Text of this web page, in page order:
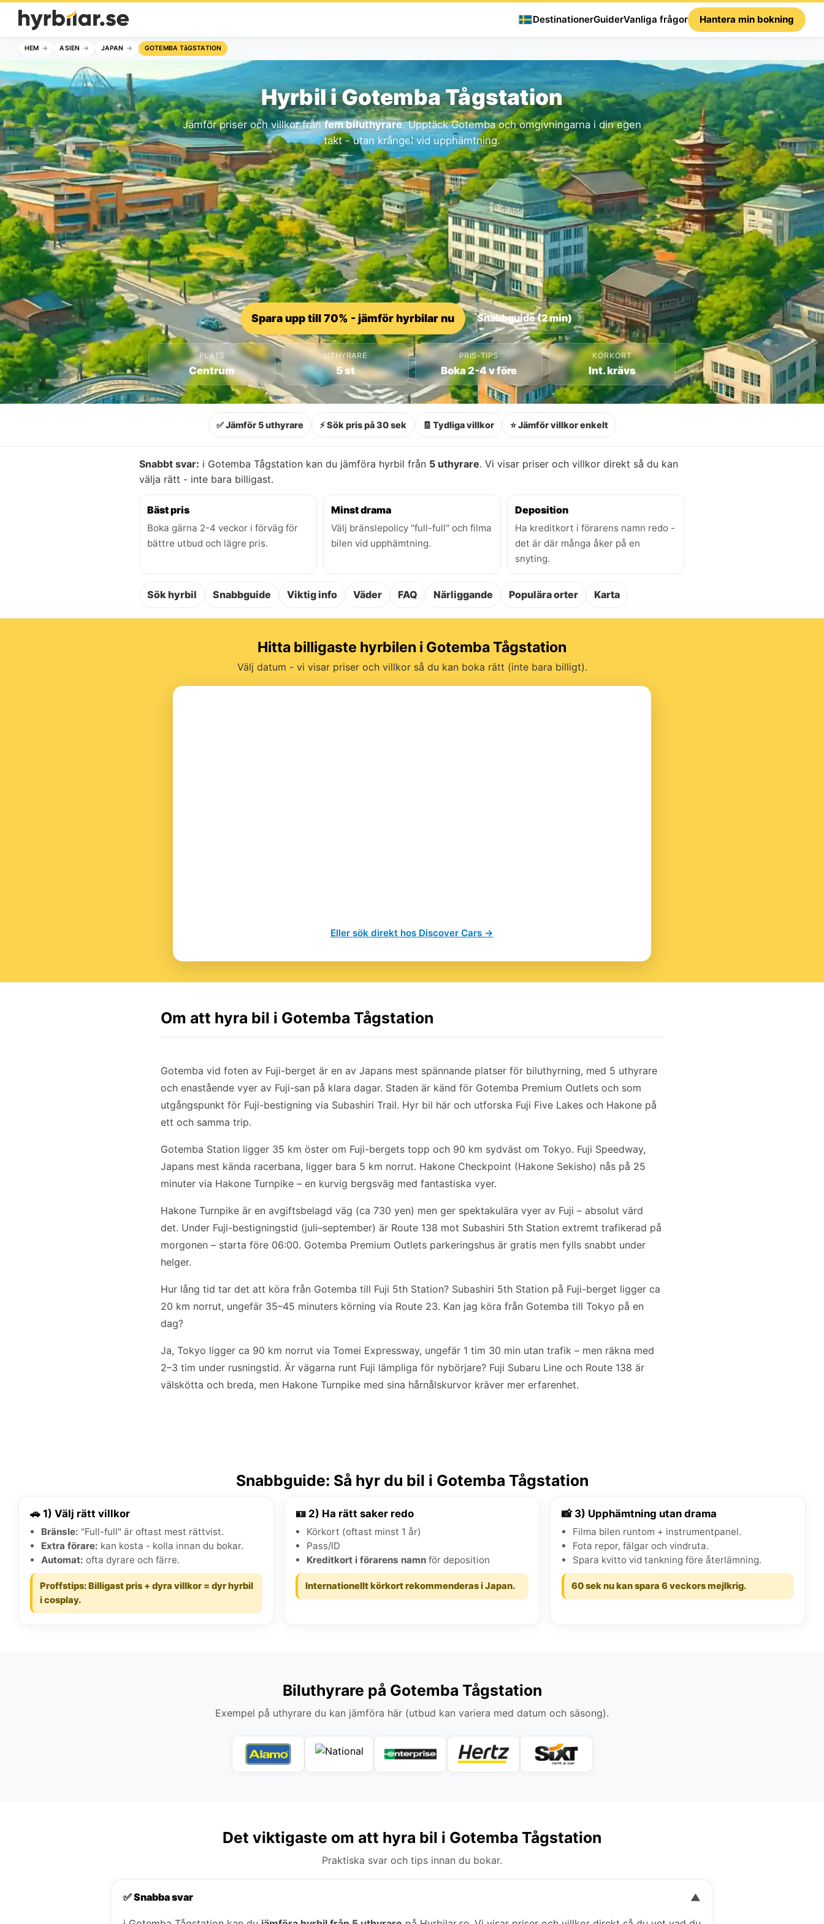
DestinationerGuiderVanliga frågor Hantera min bokning
HEM ASIEN JAPAN GOTEMBA TåGSTATION
Hyrbil i Gotemba Tågstation
Jämför priser och villkor frånfem biluthyrare. Upptäck Gotemba och omgivningarna i din egen
takt - utan krångel vid upphämtning.
Spara upp till 70% - jämför hyrbilar nu Snabbguide (2 min)
PLATS
Centrum
UTHYRARE
5 st
PRIS-TIPS
Boka 2-4 v före
KÖRKORT
Int. krävs
✅ Jämför 5 uthyrare ⚡ Sök pris på 30 sek 🧾 Tydliga villkor ⭐ Jämför villkor enkelt
Snabbt svar: i Gotemba Tågstation kan du jämföra hyrbil från 5 uthyrare. Vi visar priser och villkor direkt så du kan
välja rätt - inte bara billigast.
Bäst pris
Boka gärna 2-4 veckor i förväg för
bättre utbud och lägre pris.
Minst drama
Välj bränslepolicy "full-full" och filma
bilen vid upphämtning.
Deposition
Ha kreditkort i förarens namn redo -
det är där många åker på en
snyting.
Sök hyrbil Snabbguide Viktig info Väder FAQ Närliggande Populära orter Karta
Hitta billigaste hyrbilen i Gotemba Tågstation
Välj datum - vi visar priser och villkor så du kan boka rätt (inte bara billigt).
Eller sök direkt hos Discover Cars →
Om att hyra bil i Gotemba Tågstation
Gotemba vid foten av Fuji-berget är en av Japans mest spännande platser för biluthyrning, med 5 uthyrare
och enastående vyer av Fuji-san på klara dagar. Staden är känd för Gotemba Premium Outlets och som
utgångspunkt för Fuji-bestigning via Subashiri Trail. Hyr bil här och utforska Fuji Five Lakes och Hakone på
ett och samma trip.
Gotemba Station ligger 35 km öster om Fuji-bergets topp och 90 km sydväst om Tokyo. Fuji Speedway,
Japans mest kända racerbana, ligger bara 5 km norrut. Hakone Checkpoint (Hakone Sekisho) nås på 25
minuter via Hakone Turnpike – en kurvig bergsväg med fantastiska vyer.
Hakone Turnpike är en avgiftsbelagd väg (ca 730 yen) men ger spektakulära vyer av Fuji – absolut värd
det. Under Fuji-bestigningstid (juli–september) är Route 138 mot Subashiri 5th Station extremt trafikerad på
morgonen – starta före 06:00. Gotemba Premium Outlets parkeringshus är gratis men fylls snabbt under
helger.
Hur lång tid tar det att köra från Gotemba till Fuji 5th Station? Subashiri 5th Station på Fuji-berget ligger ca
20 km norrut, ungefär 35–45 minuters körning via Route 23. Kan jag köra från Gotemba till Tokyo på en
dag?
Ja, Tokyo ligger ca 90 km norrut via Tomei Expressway, ungefär 1 tim 30 min utan trafik – men räkna med
2–3 tim under rusningstid. Är vägarna runt Fuji lämpliga för nybörjare? Fuji Subaru Line och Route 138 är
välskötta och breda, men Hakone Turnpike med sina hårnålskurvor kräver mer erfarenhet.
Snabbguide: Så hyr du bil i Gotemba Tågstation
🚗 1) Välj rätt villkor
Bränsle: "Full-full" är oftast mest rättvist.
Extra förare: kan kosta - kolla innan du bokar.
Automat: ofta dyrare och färre.
Proffstips: Billigast pris + dyra villkor = dyr hyrbil
i cosplay.
🪪 2) Ha rätt saker redo
Körkort (oftast minst 1 år)
Pass/ID
Kreditkort i förarens namn för deposition
Internationellt körkort rekommenderas i Japan.
📸 3) Upphämtning utan drama
Filma bilen runtom + instrumentpanel.
Fota repor, fälgar och vindruta.
Spara kvitto vid tankning före återlämning.
60 sek nu kan spara 6 veckors mejlkrig.
Biluthyrare på Gotemba Tågstation
Exempel på uthyrare du kan jämföra här (utbud kan variera med datum och säsong).
Det viktigaste om att hyra bil i Gotemba Tågstation
Praktiska svar och tips innan du bokar.
✅ Snabba svar ▼